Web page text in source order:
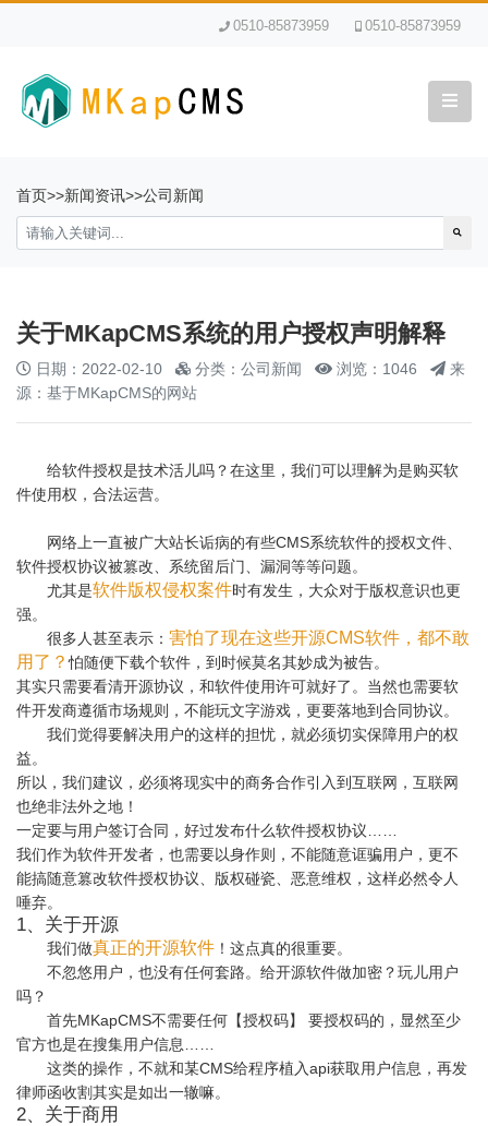
0510-85873959 0510-85873959
首页>>新闻资讯>>公司新闻
关于MKapCMS系统的用户授权声明解释
日期：2022-02-10 分类：公司新闻 浏览：1046
来
源：基于MKapCMS的网站
给软件授权是技术活儿吗？在这里，我们可以理解为是购买软
件使用权，合法运营。
网络上一直被广大站长诟病的有些CMS系统软件的授权文件、
软件授权协议被篡改、系统留后门、漏洞等等问题。
尤其是软件版权侵权案件时有发生，大众对于版权意识也更
强。
很多人甚至表示： 害怕了现在这些开源CMS软件，都不敢
用了？怕随便下载个软件，到时候莫名其妙成为被告。
其实只需要看清开源协议，和软件使用许可就好了。当然也需要软
件开发商遵循市场规则，不能玩文字游戏，更要落地到合同协议。
我们觉得要解决用户的这样的担忧，就必须切实保障用户的权
益。
所以，我们建议，必须将现实中的商务合作引入到互联网，互联网
也绝非法外之地！
一定要与用户签订合同，好过发布什么软件授权协议……
我们作为软件开发者，也需要以身作则，不能随意诓骗用户，更不
能搞随意篡改软件授权协议、版权碰瓷、恶意维权，这样必然令人
唾弃。
1、关于开源
我们做真正的开源软件 ！这点真的很重要。
不忽悠用户，也没有任何套路。给开源软件做加密？玩儿用户
吗？
首先MKapCMS不需要任何【授权码】 要授权码的，显然至少
官方也是在搜集用户信息……
这类的操作，不就和某CMS给程序植入api获取用户信息，再发
律师函收割其实是如出一辙嘛。
2、关于商用